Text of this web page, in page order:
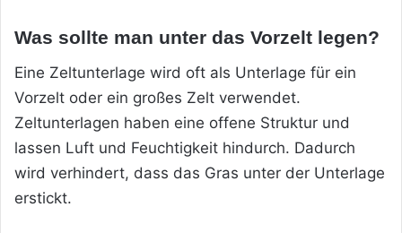
Was sollte man unter das Vorzelt legen?
Eine Zeltunterlage wird oft als Unterlage für ein
Vorzelt oder ein großes Zelt verwendet.
Zeltunterlagen haben eine offene Struktur und
lassen Luft und Feuchtigkeit hindurch. Dadurch
wird verhindert, dass das Gras unter der Unterlage
erstickt.